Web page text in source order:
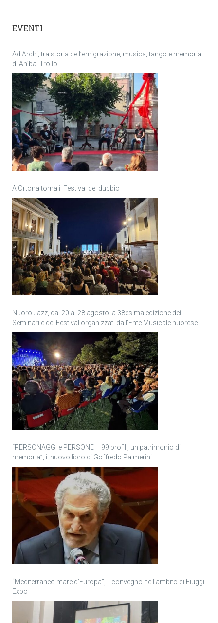
EVENTI
Ad Archi, tra storia dell’emigrazione, musica, tango e memoria
di Anìbal Troilo
A Ortona torna il Festival del dubbio
Nuoro Jazz, dal 20 al 28 agosto la 38esima edizione dei
Seminari e del Festival organizzati dall’Ente Musicale nuorese
“PERSONAGGI e PERSONE – 99 profili, un patrimonio di
memoria”, il nuovo libro di Goffredo Palmerini
“Mediterraneo mare d’Europa”, il convegno nell’ambito di Fiuggi
Expo